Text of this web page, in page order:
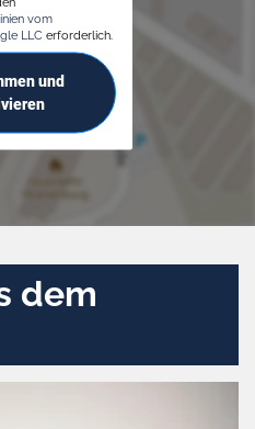
vom
LLC erforderlich.
und
dem